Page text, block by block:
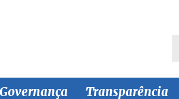
Transparência